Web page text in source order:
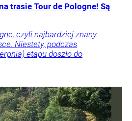
trasie Tour de Pologne! Są
czyli najbardziej znany
Niestety, podczas
etapu doszło do